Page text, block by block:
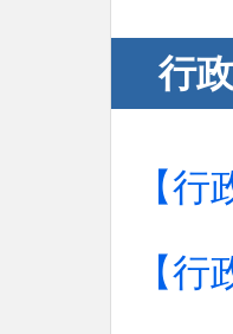
行
【
【